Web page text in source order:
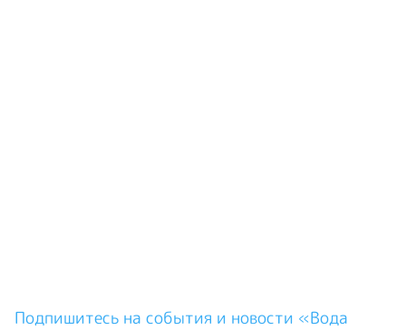
Подпишитесь на события и новости «Вода